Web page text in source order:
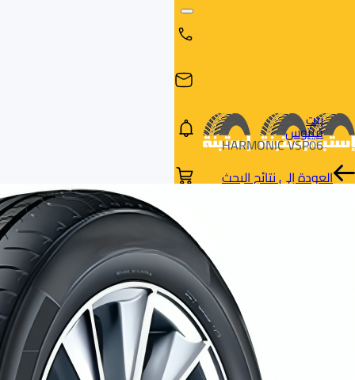
البحث
حسب
العلامة
التجارية
بيت
فيتوس
HARMONIC VSP06
العودة إلى نتائج البحث